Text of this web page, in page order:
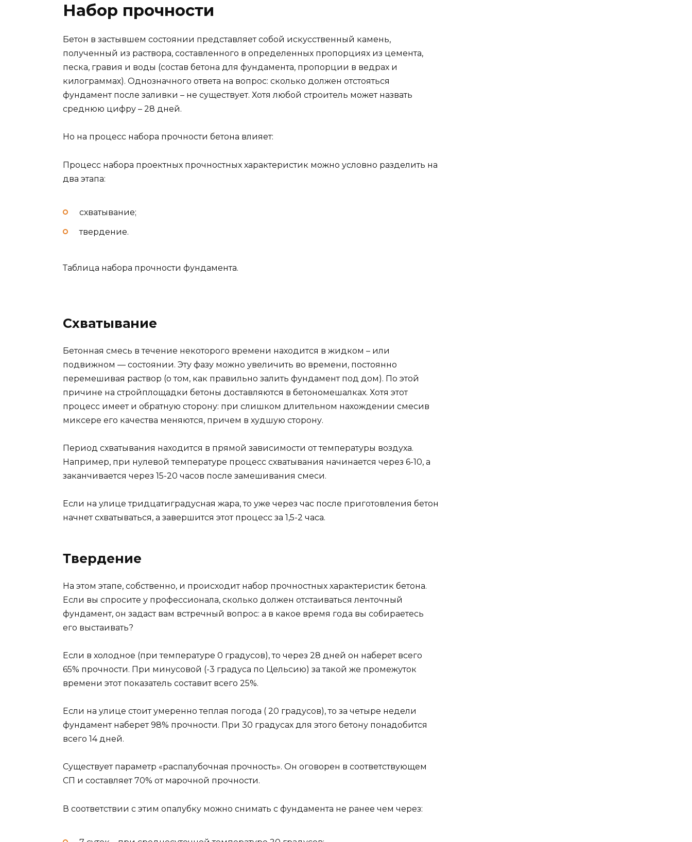
Набор прочности
Бетон в застывшем состоянии представляет собой искусственный камень,
полученный из раствора, составленного в определенных пропорциях из цемента,
песка, гравия и воды (состав бетона для фундамента, пропорции в ведрах и
килограммах). Однозначного ответа на вопрос: сколько должен отстояться
фундамент после заливки – не существует. Хотя любой строитель может назвать
среднюю цифру – 28 дней.
Но на процесс набора прочности бетона влияет:
Процесс набора проектных прочностных характеристик можно условно разделить на
два этапа:
схватывание;
твердение.
Таблица набора прочности фундамента.
Схватывание
Бетонная смесь в течение некоторого времени находится в жидком – или
подвижном — состоянии. Эту фазу можно увеличить во времени, постоянно
перемешивая раствор (о том, как правильно залить фундамент под дом). По этой
причине на стройплощадки бетоны доставляются в бетономешалках. Хотя этот
процесс имеет и обратную сторону: при слишком длительном нахождении смесив
миксере его качества меняются, причем в худшую сторону.
Период схватывания находится в прямой зависимости от температуры воздуха.
Например, при нулевой температуре процесс схватывания начинается через 6-10, а
заканчивается через 15-20 часов после замешивания смеси.
Если на улице тридцатиградусная жара, то уже через час после приготовления бетон
начнет схватываться, а завершится этот процесс за 1,5-2 часа.
Твердение
На этом этапе, собственно, и происходит набор прочностных характеристик бетона.
Если вы спросите у профессионала, сколько должен отстаиваться ленточный
фундамент, он задаст вам встречный вопрос: а в какое время года вы собираетесь
его выстаивать?
Если в холодное (при температуре 0 градусов), то через 28 дней он наберет всего
65% прочности. При минусовой (-3 градуса по Цельсию) за такой же промежуток
времени этот показатель составит всего 25%.
Если на улице стоит умеренно теплая погода ( 20 градусов), то за четыре недели
фундамент наберет 98% прочности. При 30 градусах для этого бетону понадобится
всего 14 дней.
Существует параметр «распалубочная прочность». Он оговорен в соответствующем
СП и составляет 70% от марочной прочности.
В соответствии с этим опалубку можно снимать с фундамента не ранее чем через: